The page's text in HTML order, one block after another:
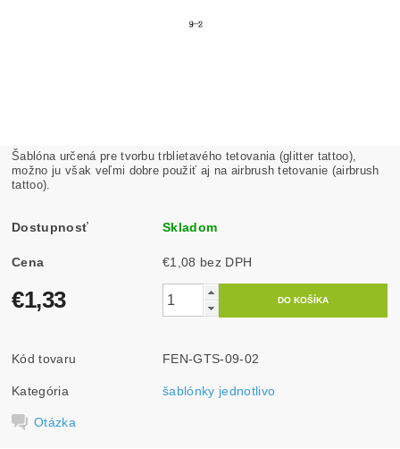
Šablóna určená pre tvorbu trblietavého tetovania (glitter tattoo),
možno ju však veľmi dobre použiť aj na airbrush tetovanie (airbrush
tattoo).
Dostupnosť Skladom
Cena €1,08 bez DPH
€1,33
Kód tovaru FEN-GTS-09-02
Kategória šablónky jednotlivo
Otázka